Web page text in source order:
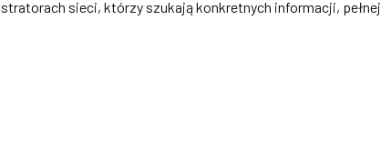
sieci, którzy szukają konkretnych informacji, pełnej